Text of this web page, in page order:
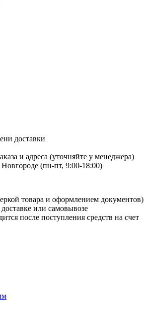
доставки
и адреса (уточняйте у менеджера)
(пн-пт, 9:00-18:00)
товара и оформлением документов)
или самовывозе
после поступления средств на счет